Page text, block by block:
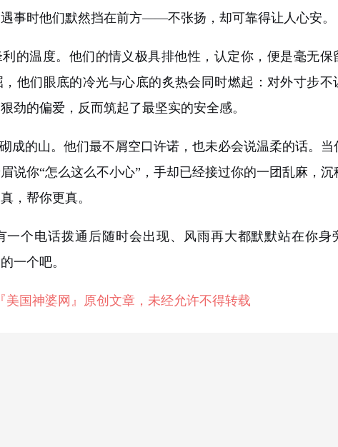
事时他们默然挡在前方——不张扬，却可靠得让人心安。
利的温度。他们的情义极具排他性，认定你，便是毫无保
他们眼底的冷光与心底的炙热会同时燃起：对外寸步不
劲的偏爱，反而筑起了最坚实的安全感。
成的山。他们最不屑空口许诺，也未必会说温柔的话。当
说你“怎么这么不小心”，手却已经接过你的一团乱麻，沉
，帮你更真。
一个电话拨通后随时会出现、风雨再大都默默站在你身
一个吧。
『美国神婆网』原创文章，未经允许不得转载